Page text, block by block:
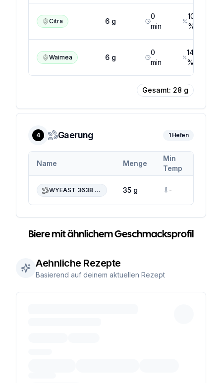
Citra 6 g
0
min
10
%
Waimea 6 g
0
min
14.5
%
Gesamt: 28 g
4 Gaerung 1Hefen
Name Menge
Min
Temp
WYEAST 3638 Bavarian Wheat 35 g -
Biere mit ähnlichem Geschmacksprofil
Aehnliche Rezepte
Basierend auf deinem aktuellen Rezept